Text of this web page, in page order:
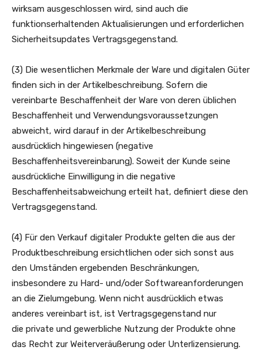
wirksam ausgeschlossen wird, sind auch die
funktionserhaltenden Aktualisierungen und erforderlichen
Sicherheitsupdates Vertragsgegenstand.
(3) Die wesentlichen Merkmale der Ware und digitalen Güter
finden sich in der Artikelbeschreibung. Sofern die
vereinbarte Beschaffenheit der Ware von deren üblichen
Beschaffenheit und Verwendungsvoraussetzungen
abweicht, wird darauf in der Artikelbeschreibung
ausdrücklich hingewiesen (negative
Beschaffenheitsvereinbarung). Soweit der Kunde seine
ausdrückliche Einwilligung in die negative
Beschaffenheitsabweichung erteilt hat, definiert diese den
Vertragsgegenstand.
(4) Für den Verkauf digitaler Produkte gelten die aus der
Produktbeschreibung ersichtlichen oder sich sonst aus
den Umständen ergebenden Beschränkungen,
insbesondere zu Hard- und/oder Softwareanforderungen
an die Zielumgebung. Wenn nicht ausdrücklich etwas
anderes vereinbart ist, ist Vertragsgegenstand nur
die private und gewerbliche Nutzung der Produkte ohne
das Recht zur Weiterveräußerung oder Unterlizensierung.